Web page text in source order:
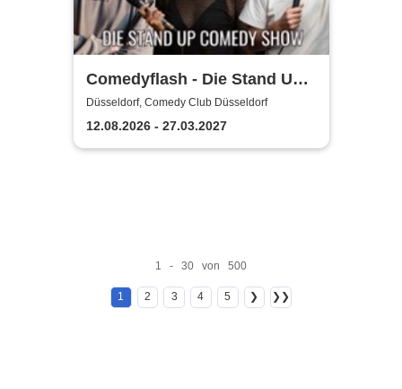
Comedyflash - Die Stand Up
Comedy Show in Düsseldorf
Düsseldorf, Comedy Club Düsseldorf
12.08.2026 - 27.03.2027
1 - 30 von 500
1 2 3 4 5 ❯ ❯❯